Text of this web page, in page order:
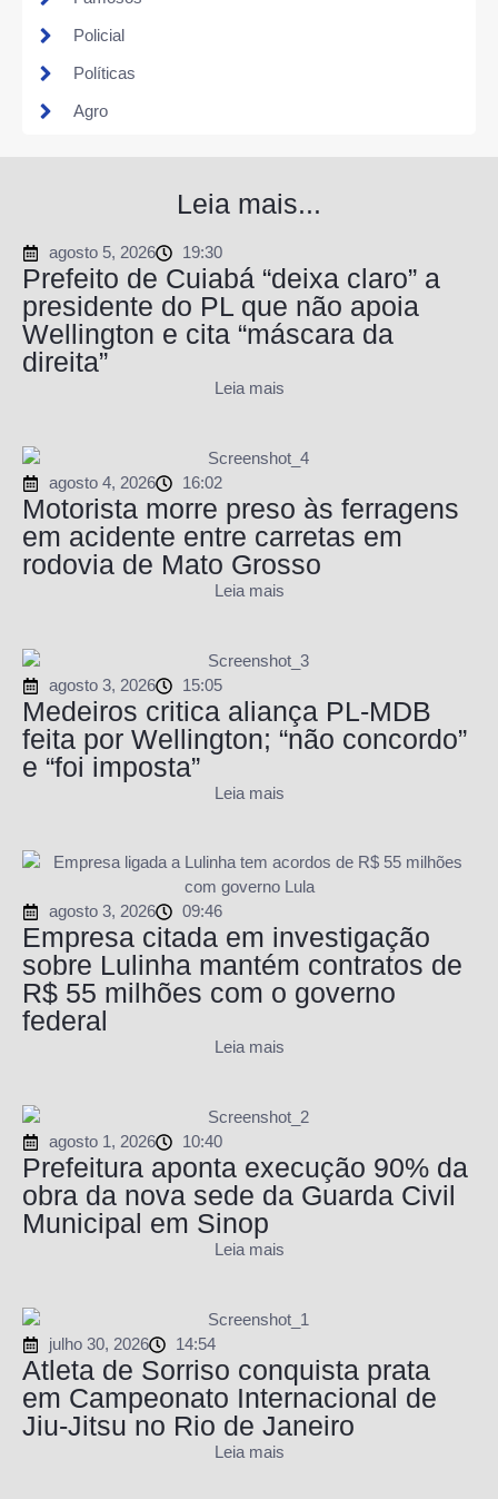
Policial
Políticas
Agro
Leia mais...
agosto 5, 2026 19:30
Prefeito de Cuiabá “deixa claro” a
presidente do PL que não apoia
Wellington e cita “máscara da
direita”
Leia mais
agosto 4, 2026 16:02
Motorista morre preso às ferragens
em acidente entre carretas em
rodovia de Mato Grosso
Leia mais
agosto 3, 2026 15:05
Medeiros critica aliança PL-MDB
feita por Wellington; “não concordo”
e “foi imposta”
Leia mais
agosto 3, 2026 09:46
Empresa citada em investigação
sobre Lulinha mantém contratos de
R$ 55 milhões com o governo
federal
Leia mais
agosto 1, 2026 10:40
Prefeitura aponta execução 90% da
obra da nova sede da Guarda Civil
Municipal em Sinop
Leia mais
julho 30, 2026 14:54
Atleta de Sorriso conquista prata
em Campeonato Internacional de
Jiu-Jitsu no Rio de Janeiro
Leia mais